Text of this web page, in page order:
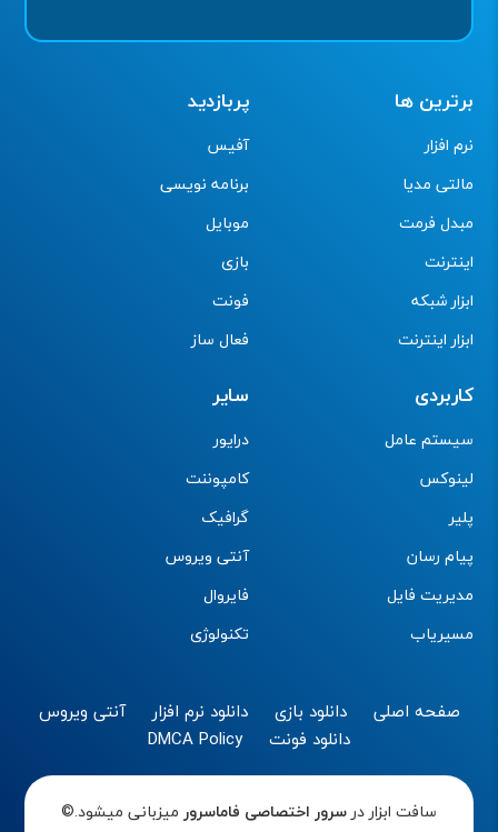
برترین ها
نرم افزار
مالتی مدیا
مبدل فرمت
اینترنت
ابزار شبکه
ابزار اینترنت
پربازدید
آفیس
برنامه نویسی
موبایل
بازی
فونت
فعال ساز
کاربردی
سیستم عامل
لینوکس
پلیر
پیام رسان
مدیریت فایل
مسیریاب
سایر
درایور
کامپوننت
گرافیک
آنتی ویروس
فایروال
تکنولوژی
صفحه اصلی دانلود بازی دانلود نرم افزار
آنتی ویروس
دانلود فونت
DMCA Policy
سافت ابزار در سرور اختصاصی فاماسرور میزبانی میشود.©